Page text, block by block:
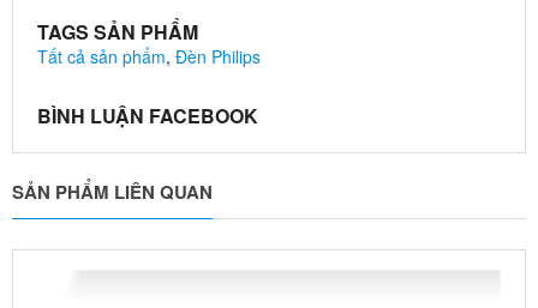
TAGS SẢN PHẨM
Tất cả sản phẩm, Đèn Philips
BÌNH LUẬN FACEBOOK
SẢN PHẨM LIÊN QUAN